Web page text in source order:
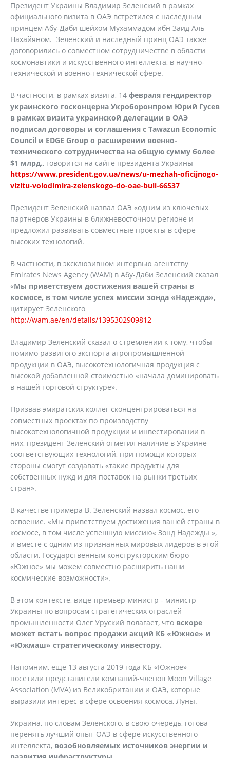
Президент Украины Владимир Зеленский в рамках
официального визита в ОАЭ встретился с наследным
принцем Абу-Даби шейхом Мухаммадом ибн Заид Аль
Нахайяном. Зеленский и наследный принц ОАЭ также
договорились о совместном сотрудничестве в области
космонавтики и искусственного интеллекта, в научно-
технической и военно-технической сфере.
В частности, в рамках визита, 14 февраля гендиректор
украинского госконцерна Укроборонпром Юрий Гусев
в рамках визита украинской делегации в ОАЭ
подписал договоры и соглашения с Tawazun Economic
Council и EDGE Group о расширении военно-
технического сотрудничества на общую сумму более
$1 млрд., говорится на сайте президента Украины
https://www.president.gov.ua/news/u-mezhah-oficijnogo-
vizitu-volodimira-zelenskogo-do-oae-buli-66537
Президент Зеленский назвал ОАЭ «одним из ключевых
партнеров Украины в ближневосточном регионе и
предложил развивать совместные проекты в сфере
высоких технологий.
В частности, в эксклюзивном интервью агентству
Emirates News Agency (WAM) в Абу-Даби Зеленский сказал
«Мы приветствуем достижения вашей страны в
космосе, в том числе успех миссии зонда «Надежда»,
цитирует Зеленского
http://wam.ae/en/details/1395302909812
Владимир Зеленский сказал о стремлении к тому, чтобы
помимо развитого экспорта агропромышленной
продукции в ОАЭ, высокотехнологичная продукция с
высокой добавленной стоимостью «начала доминировать
в нашей торговой структуре».
Призвав эмиратских коллег сконцентрироваться на
совместных проектах по производству
высокотехнологичной продукции и инвестировании в
них, президент Зеленский отметил наличие в Украине
соответствующих технологий, при помощи которых
стороны смогут создавать «такие продукты для
собственных нужд и для поставок на рынки третьих
стран».
В качестве примера В. Зеленский назвал космос, его
освоение. «Мы приветствуем достижения вашей страны в
космосе, в том числе успешную миссию« Зонд Надежды »,
и вместе с одним из признанных мировых лидеров в этой
области, Государственным конструкторским бюро
«Южное» мы можем совместно расширить наши
космические возможности».
В этом контексте, вице-премьер-министр - министр
Украины по вопросам стратегических отраслей
промышленности Олег Уруский полагает, что вскоре
может встать вопрос продажи акций КБ «Южное» и
«Южмаш» стратегическому инвестору.
Напомним, еще 13 августа 2019 года КБ «Южное»
посетили представители компаний-членов Moon Village
Association (MVA) из Великобритании и ОАЭ, которые
выразили интерес в сфере освоения космоса, Луны.
Украина, по словам Зеленского, в свою очередь, готова
перенять лучший опыт ОАЭ в сфере искусственного
интеллекта, возобновляемых источников энергии и